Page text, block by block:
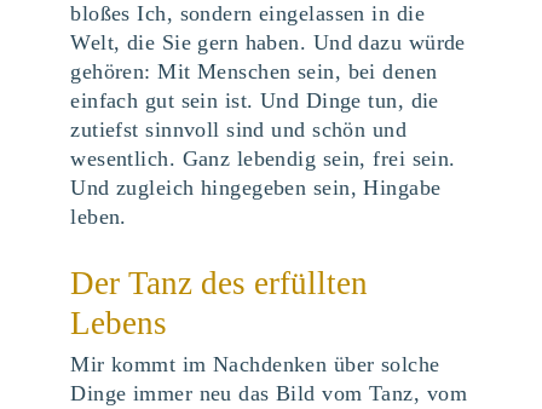
bloßes Ich, sondern eingelassen in die
Welt, die Sie gern haben. Und dazu würde
gehören: Mit Menschen sein, bei denen
einfach gut sein ist. Und Dinge tun, die
zutiefst sinnvoll sind und schön und
wesentlich. Ganz lebendig sein, frei sein.
Und zugleich hingegeben sein, Hingabe
leben.
Der Tanz des erfüllten
Lebens
Mir kommt im Nachdenken über solche
Dinge immer neu das Bild vom Tanz, vom